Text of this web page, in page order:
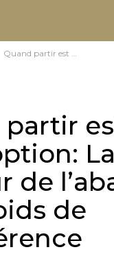
Quand partir est notre seule option: La douleur de l’abandon et le poids de l’indifférence
partir
La
de
de